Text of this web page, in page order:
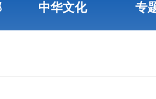
中华文化 专